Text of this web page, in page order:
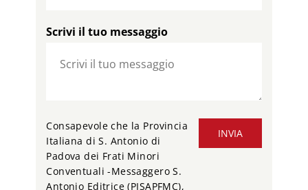
Scrivi il tuo messaggio
INVIA
Consapevole che la Provincia
Italiana di S. Antonio di
Padova dei Frati Minori
Conventuali -Messaggero S.
Antonio Editrice (PISAPFMC),